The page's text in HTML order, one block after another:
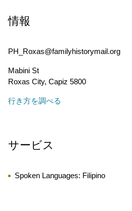
情報
PH_Roxas@familyhistorymail.org
Mabini St
Roxas City, Capiz 5800
行き方を調べる
サービス
Spoken Languages: Filipino